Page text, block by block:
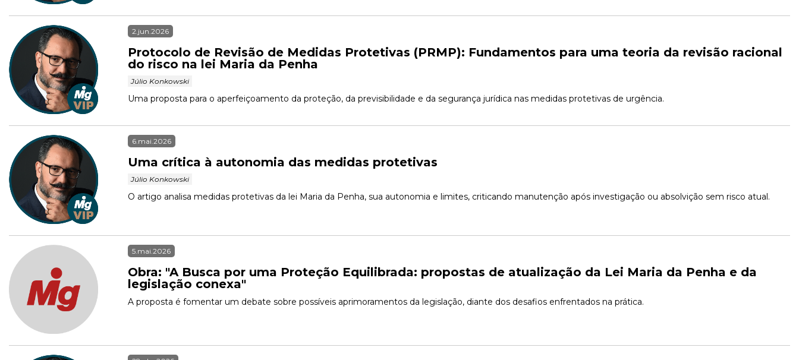
2.jun.2026
Protocolo de Revisão de Medidas Protetivas (PRMP): Fundamentos para uma teoria da revisão racional
do risco na lei Maria da Penha
Júlio Konkowski
Uma proposta para o aperfeiçoamento da proteção, da previsibilidade e da segurança jurídica nas medidas protetivas de urgência.
6.mai.2026
Uma crítica à autonomia das medidas protetivas
Júlio Konkowski
O artigo analisa medidas protetivas da lei Maria da Penha, sua autonomia e limites, criticando manutenção após investigação ou absolvição sem risco atual.
5.mai.2026
Obra: "A Busca por uma Proteção Equilibrada: propostas de atualização da Lei Maria da Penha e da
legislação conexa"
A proposta é fomentar um debate sobre possíveis aprimoramentos da legislação, diante dos desafios enfrentados na prática.